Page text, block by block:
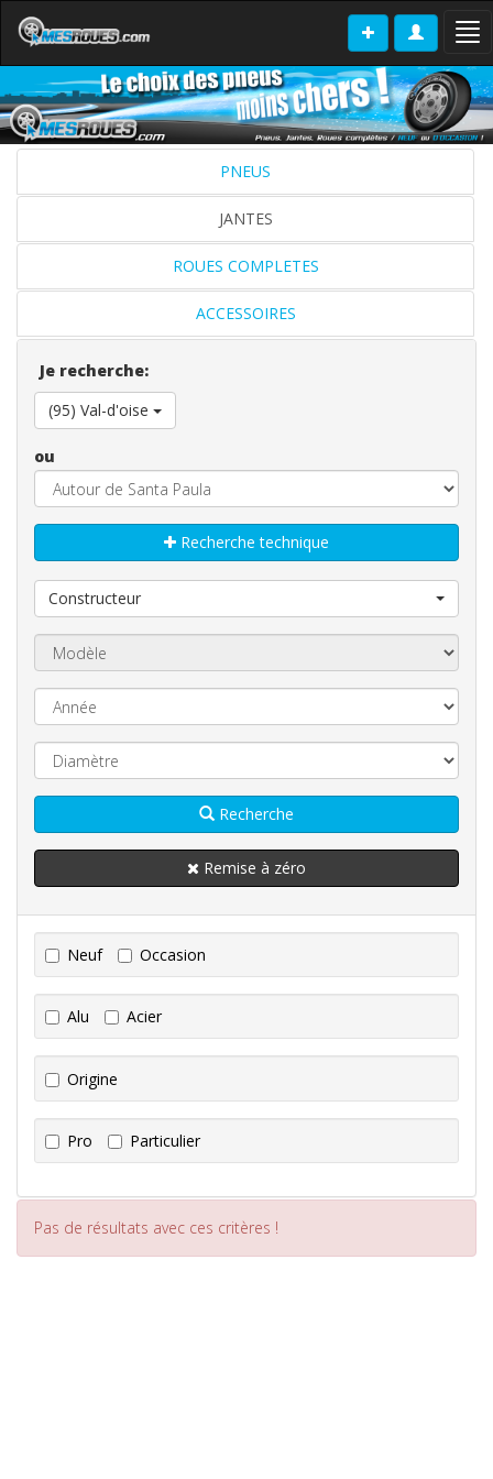
PNEUS
JANTES
ROUES COMPLETES
ACCESSOIRES
Je recherche:
(95) Val-d'oise
ou
Recherche technique
Constructeur
Recherche
Remise à zéro
Neuf Occasion
Alu Acier
Origine
Pro Particulier
Pas de résultats avec ces critères !